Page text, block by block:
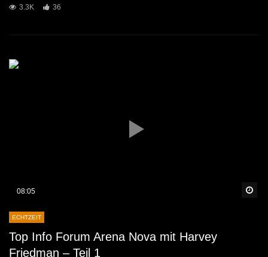
3.3K 36
08:05
ECHTZEIT
Top Info Forum Arena Nova mit Harvey
Friedman – Teil 1